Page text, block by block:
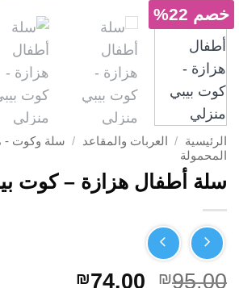
خصم 22%
الرئيسية / العربات والمقاعد / سلة وكوت -
المحمولة
سلة أطفال هزازة – كوت
₪95.00
السعر₪74.00 السعر